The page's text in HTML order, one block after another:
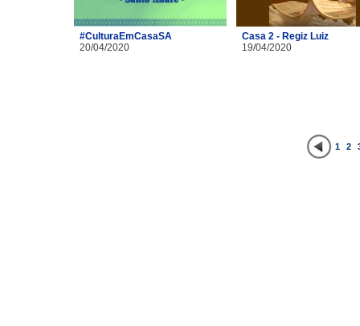
#CulturaEmCasaSA
20/04/2020
Casa 2 - Regiz Luiz
19/04/2020
1 2